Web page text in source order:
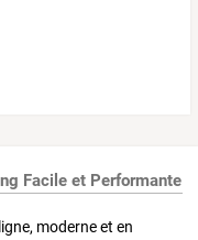
Facile et Performante
moderne et en